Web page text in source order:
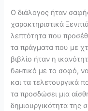
Ο διάλογος ήταν
χαρακτηριστικά
λεπτότητα που
τα πράγματα που με
βιβλίο ήταν η
банτικό με το σοφό,
και τα τελετουργικά
τα προσδώσει μια
δημιουργικότητα της